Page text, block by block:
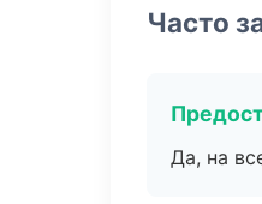
Часто
Да, на